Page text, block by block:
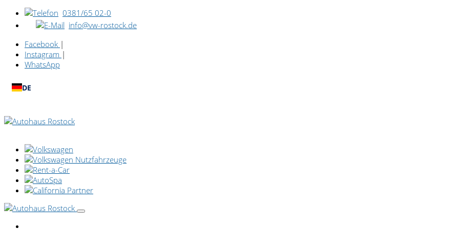
0381/65 02-0
info@vw-rostock.de
Facebook |
Instagram |
WhatsApp
DE